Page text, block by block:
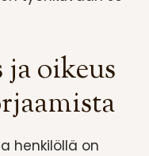
oikeus
henkilöllä on